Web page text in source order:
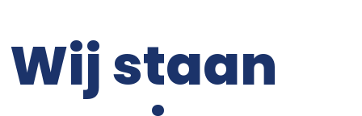
Wij staan